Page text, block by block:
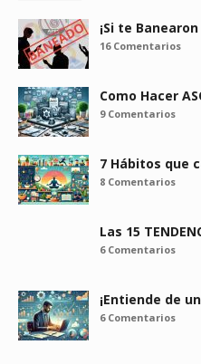
¡Si te
16 Comentarios
Como Hacer
9 Comentarios
7 Hábitos que
8 Comentarios
Las 15
6 Comentarios
¡Entiende de
6 Comentarios